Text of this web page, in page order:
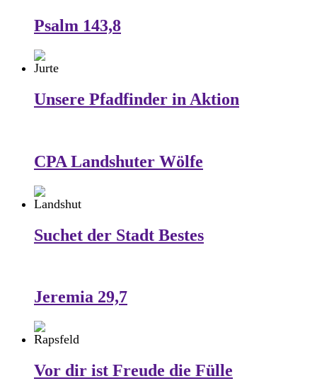
Psalm 143,8
Unsere Pfadfinder in Aktion
CPA Landshuter Wölfe
Suchet der Stadt Bestes
Jeremia 29,7
Vor dir ist Freude die Fülle